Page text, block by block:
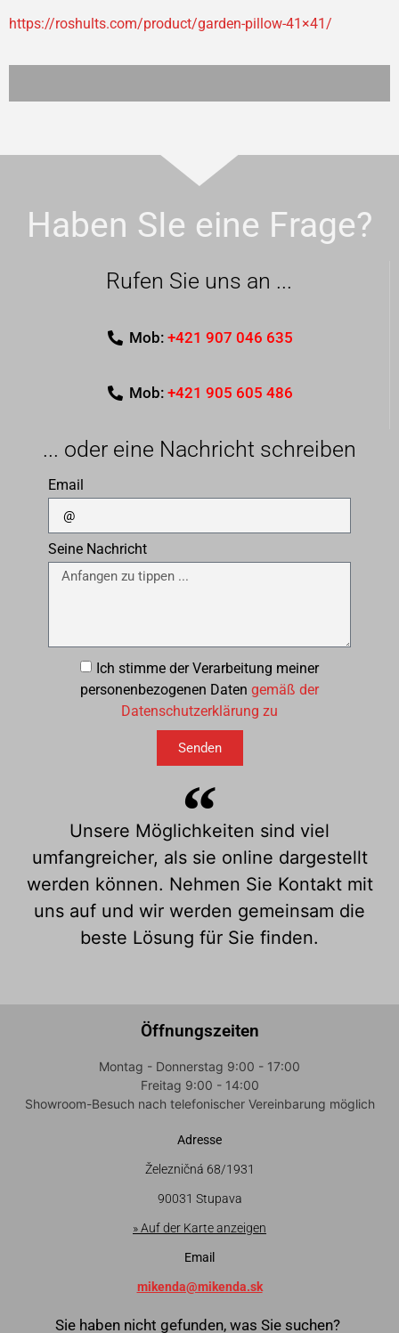
https://roshults.com/product/garden-pillow-41×41/
Haben SIe eine Frage?
Rufen Sie uns an ...
Mob: +421 907 046 635
Mob: +421 905 605 486
... oder eine Nachricht schreiben
Email
Seine Nachricht
Ich stimme der Verarbeitung meiner
personenbezogenen Daten gemäß der
Datenschutzerklärung zu
Senden
Unsere Möglichkeiten sind viel
umfangreicher, als sie online dargestellt
werden können. Nehmen Sie Kontakt mit
uns auf und wir werden gemeinsam die
beste Lösung für Sie finden.
Öffnungszeiten
Montag - Donnerstag 9:00 - 17:00
Freitag 9:00 - 14:00
Showroom-Besuch nach telefonischer Vereinbarung möglich
Adresse
Železničná 68/1931
90031 Stupava
» Auf der Karte anzeigen
Email
mikenda@mikenda.sk
Sie haben nicht gefunden, was Sie suchen?